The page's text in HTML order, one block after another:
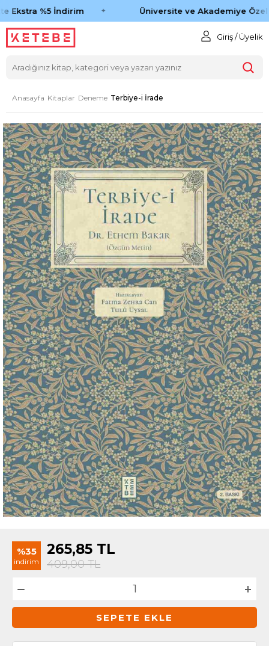
Ekstra %5 İndirim Üniversite ve Akademiye Özel
Giriş / Üyelik
Anasayfa Kitaplar Deneme Terbiye-i İrade
%35
indirim
265,85 TL
409,00TL
SEPETE EKLE